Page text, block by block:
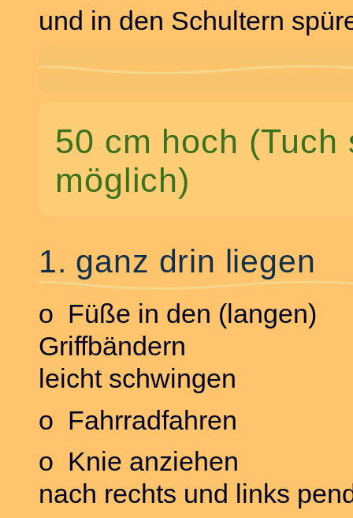
und in den Schultern
50 cm hoch
möglich)
1. ganz drin liegen
o Füße in den (langen)
Griffbändern
leicht schwingen
o Fahrradfahren
o Knie anziehen
nach rechts und links